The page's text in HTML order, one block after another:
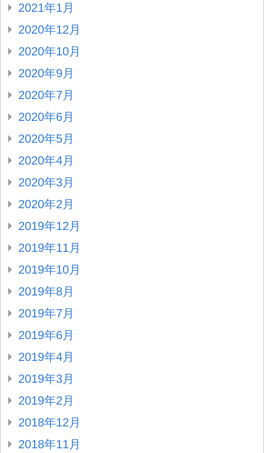
2021年1月
2020年12月
2020年10月
2020年9月
2020年7月
2020年6月
2020年5月
2020年4月
2020年3月
2020年2月
2019年12月
2019年11月
2019年10月
2019年8月
2019年7月
2019年6月
2019年4月
2019年3月
2019年2月
2018年12月
2018年11月